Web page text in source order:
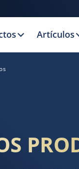
Artículos